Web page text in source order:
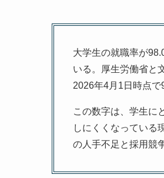
大学生の就職率が
いる。厚生労働省と
2026年4月1日時点で
この数字は、学生に
しにくくなっている
の人手不足と採用競